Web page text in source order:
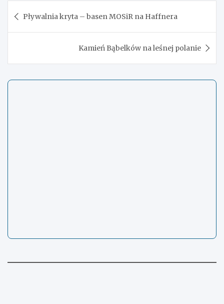
wpisu
Pływalnia kryta – basen MOSiR na Haffnera
Kamień Bąbelków na leśnej polanie